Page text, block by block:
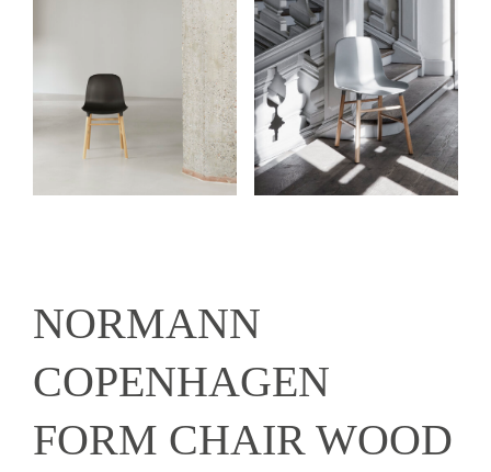
NORMANN
COPENHAGEN
FORM CHAIR WOOD